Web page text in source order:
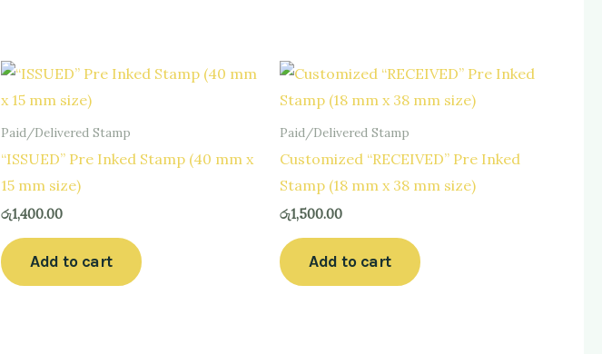
Paid/Delivered Stamp
“ISSUED” Pre Inked Stamp (40 mm x
15 mm size)
රු1,400.00
Add to cart
Paid/Delivered Stamp
Customized “RECEIVED” Pre Inked
Stamp (18 mm x 38 mm size)
රු1,500.00
Add to cart